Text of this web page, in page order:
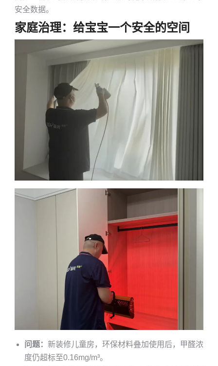
安全数据。
家庭治理：给宝宝一个安全的空间
问题： 新装修儿童房，环保材料叠加使用后，甲醛浓
度仍超标至0.16mg/m³。